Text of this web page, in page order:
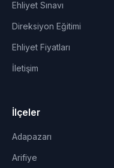
Ehliyet Sınavı
Direksiyon Eğitimi
Ehliyet Fiyatları
İletişim
İlçeler
Adapazarı
Arifiye